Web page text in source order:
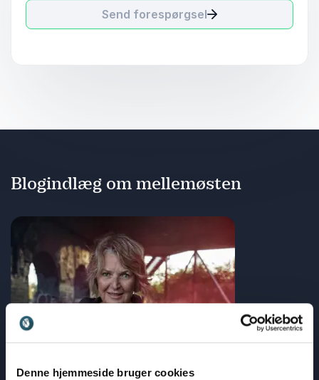
Denne hjemmeside bruger cookies
Send forespørgsel
Blogindlæg om mellemøsten